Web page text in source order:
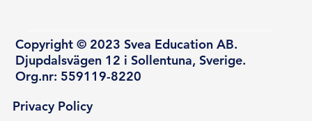
Copyright © 2023 Svea Education AB.
Djupdalsvägen 12 i Sollentuna, Sverige.
Org.nr: 559119-8220
Privacy Policy